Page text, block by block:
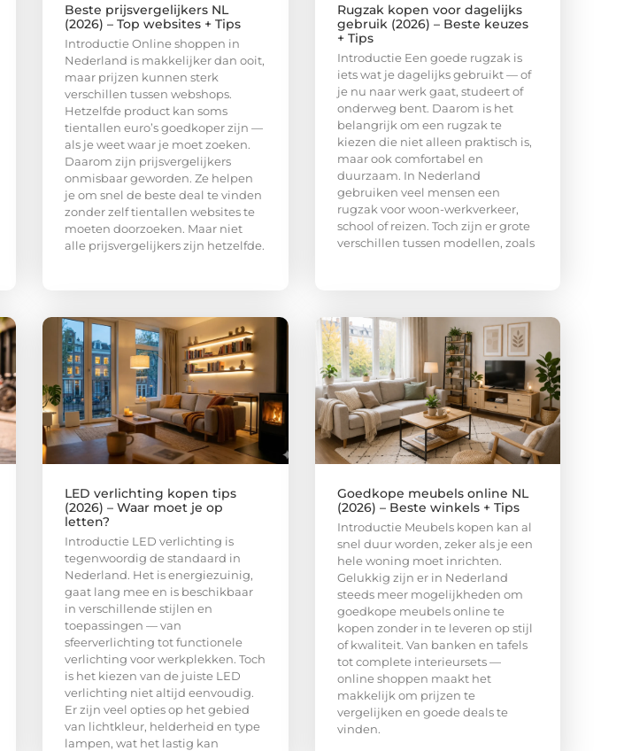
Beste prijsvergelijkers NL
(2026) – Top websites + Tips
Introductie Online shoppen in
Nederland is makkelijker dan ooit,
maar prijzen kunnen sterk
verschillen tussen webshops.
Hetzelfde product kan soms
tientallen euro’s goedkoper zijn —
als je weet waar je moet zoeken.
Daarom zijn prijsvergelijkers
onmisbaar geworden. Ze helpen
je om snel de beste deal te vinden
zonder zelf tientallen websites te
moeten doorzoeken. Maar niet
alle prijsvergelijkers zijn hetzelfde.
Rugzak kopen voor dagelijks
gebruik (2026) – Beste keuzes
+ Tips
Introductie Een goede rugzak is
iets wat je dagelijks gebruikt — of
je nu naar werk gaat, studeert of
onderweg bent. Daarom is het
belangrijk om een rugzak te
kiezen die niet alleen praktisch is,
maar ook comfortabel en
duurzaam. In Nederland
gebruiken veel mensen een
rugzak voor woon-werkverkeer,
school of reizen. Toch zijn er grote
verschillen tussen modellen, zoals
LED verlichting kopen tips
(2026) – Waar moet je op
letten?
Introductie LED verlichting is
tegenwoordig de standaard in
Nederland. Het is energiezuinig,
gaat lang mee en is beschikbaar
in verschillende stijlen en
toepassingen — van
sfeerverlichting tot functionele
verlichting voor werkplekken. Toch
is het kiezen van de juiste LED
verlichting niet altijd eenvoudig.
Er zijn veel opties op het gebied
van lichtkleur, helderheid en type
lampen, wat het lastig kan
Goedkope meubels online NL
(2026) – Beste winkels + Tips
Introductie Meubels kopen kan al
snel duur worden, zeker als je een
hele woning moet inrichten.
Gelukkig zijn er in Nederland
steeds meer mogelijkheden om
goedkope meubels online te
kopen zonder in te leveren op stijl
of kwaliteit. Van banken en tafels
tot complete interieursets —
online shoppen maakt het
makkelijk om prijzen te
vergelijken en goede deals te
vinden.